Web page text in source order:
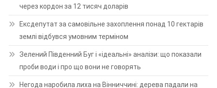
через кордон за 12 тисяч доларів
Ексдепутат за самовільне захоплення понад 10 гектарів
землі відбувся умовним терміном
Зелений Південний Буг і «ідеальні» аналізи: що показали
проби води і про що вони не говорять
Негода наробила лиха на Вінниччині: дерева падали на